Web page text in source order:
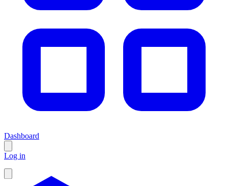
Dashboard
Log in